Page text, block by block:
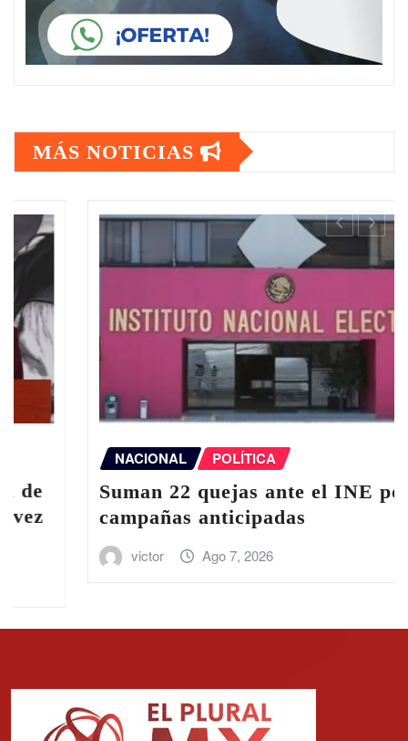
MÁS NOTICIAS
NACIONAL POLÍTICA
Suman 22 quejas ante el INE por
campañas anticipadas
Ago 7, 2026